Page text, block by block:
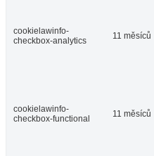
cookielawinfo-
checkbox-analytics
11 měsíců
cookielawinfo-
checkbox-functional
11 měsíců